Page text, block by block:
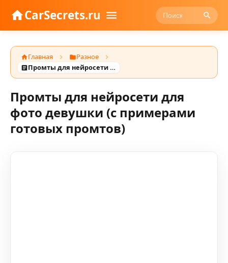
CarSecrets.ru
Главная
Разное
Промты для нейросети для фото девушки (с примерами готовых промтов)
Промты для нейросети для
фото девушки (с примерами
готовых промтов)